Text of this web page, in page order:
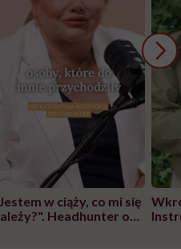
w ciąży, co mi się
Headhunter o